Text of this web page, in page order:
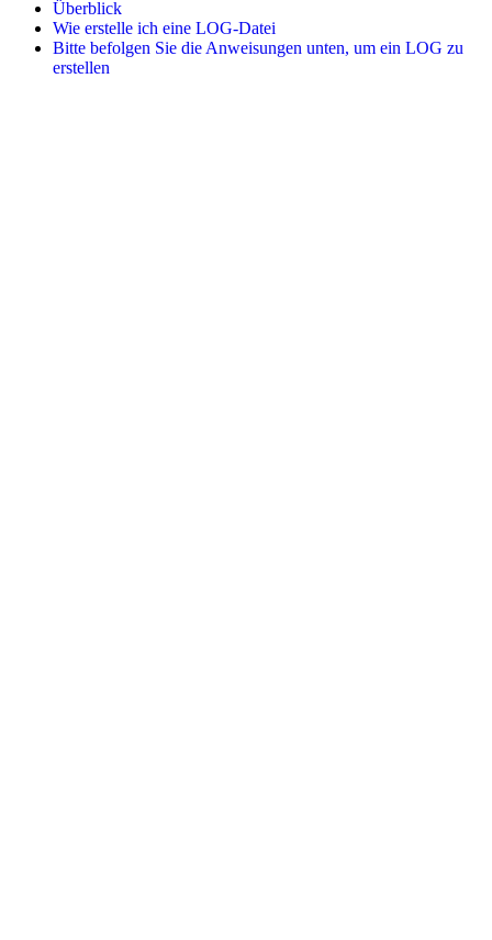
Überblick
Wie erstelle ich eine LOG-Datei
Bitte befolgen Sie die Anweisungen unten, um ein LOG zu
erstellen